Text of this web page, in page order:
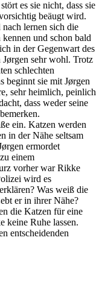
es sie nicht, dass sie
beäugt wird.
lernen sich die
kennen und schon bald
in der Gegenwart des
Jørgen sehr wohl. Trotz
schlechten
beginnt sie mit Jørgen
sehr heimlich, peinlich
dass weder seine
ein. Katzen werden
in der Nähe seltsam
ermordet
einem
vorher war Rikke
wird es
Was weiß die
er in ihrer Nähe?
die Katzen für eine
keine Ruhe lassen.
entscheidenden